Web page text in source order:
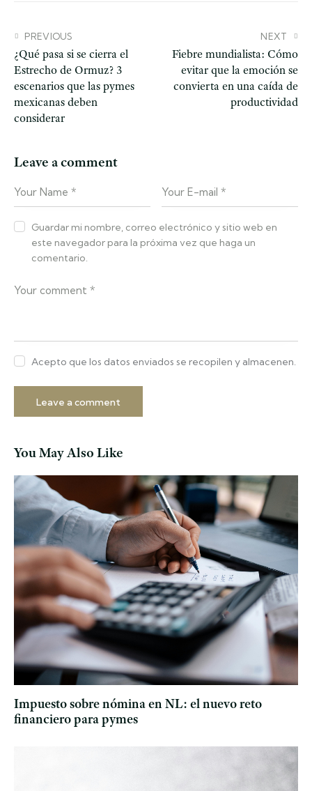
PREVIOUS
¿Qué pasa si se cierra el
Estrecho de Ormuz? 3
escenarios que las pymes
mexicanas deben
considerar
NEXT
Fiebre mundialista: Cómo
evitar que la emoción se
convierta en una caída de
productividad
Leave a comment
Guardar mi nombre, correo electrónico y sitio web en
este navegador para la próxima vez que haga un
comentario.
Acepto que los datos enviados se recopilen y almacenen.
You May Also Like
Impuesto sobre nómina en NL: el nuevo reto
financiero para pymes